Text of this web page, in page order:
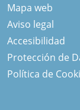
Mapa web
Aviso legal
Accesibilidad
Protección de
Política de